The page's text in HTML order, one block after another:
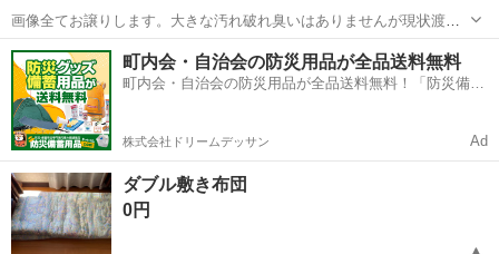
画像全てお譲りします。大きな汚れ破れ臭いはありませんが現状渡し
です。 引き渡し場所は岩見沢市内になります。
北海道 札幌市 北２４条駅 寝具 敷き布団
町内会・自治会の防災用品が全品送料無料
町内会・自治会の防災用品が全品送料無料！「防災備蓄
株式会社ドリームデッサン Ad
ダブル敷き布団
0円